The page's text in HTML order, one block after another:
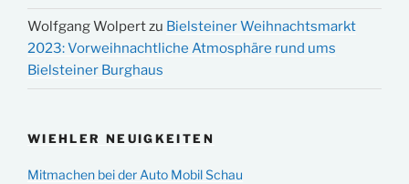
Wolfgang Wolpertzu Bielsteiner Weihnachtsmarkt
2023: Vorweihnachtliche Atmosphäre rund ums
Bielsteiner Burghaus
WIEHLER NEUIGKEITEN
Mitmachen bei der Auto Mobil Schau